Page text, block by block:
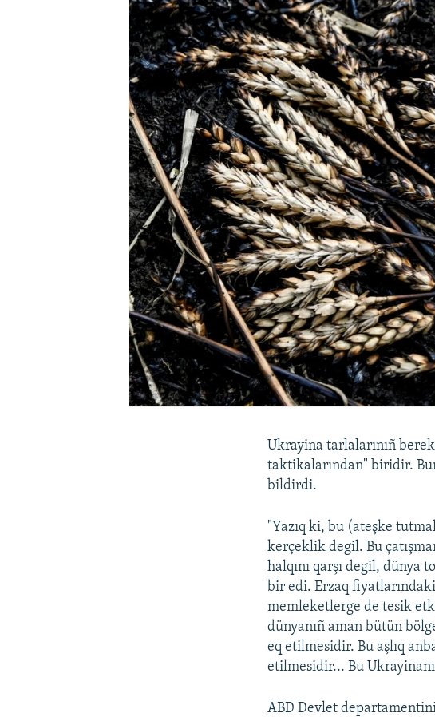
Ukrayina tarlalarınıñ
taktikalarından" biridir.
bildirdi.
"Yazıq ki, bu (ateşke
kerçeklik degil. Bu
halqını qarşı degil, dünya
bir edi. Erzaq
memleketlerge de tesik
dünyanıñ aman bütün
eq etilmesidir. Bu aşlıq
etilmesidir... Bu
ABD Devlet